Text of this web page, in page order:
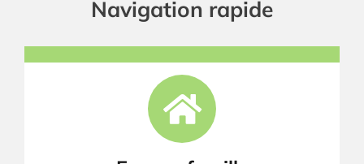
Navigation rapide